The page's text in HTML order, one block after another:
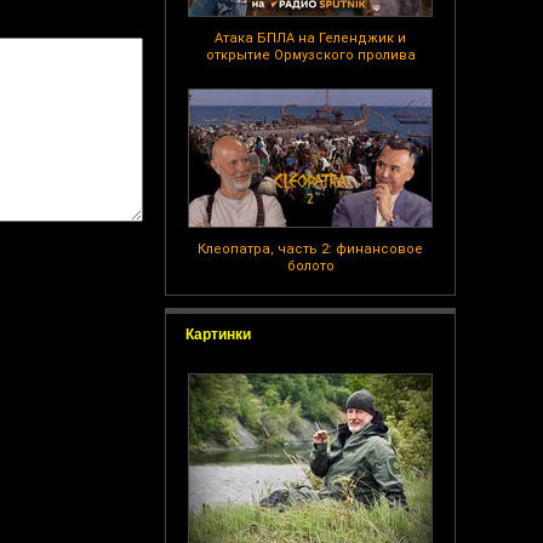
Атака БПЛА на Геленджик и
открытие Ормузского пролива
Клеопатра, часть 2: финансовое
болото
Картинки